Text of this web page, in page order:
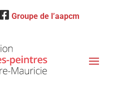
Groupe de l’aapcm